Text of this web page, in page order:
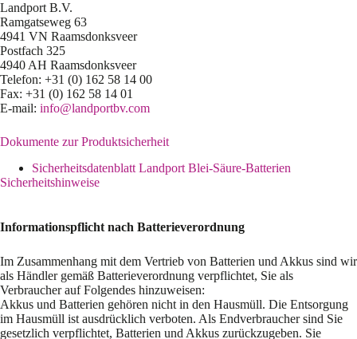
Landport B.V.
Ramgatseweg 63
4941 VN Raamsdonksveer
Postfach 325
4940 AH Raamsdonksveer
Telefon: +31 (0) 162 58 14 00
Fax: +31 (0) 162 58 14 01
E-mail: info@landportbv.com
Dokumente zur Produktsicherheit
Sicherheitsdatenblatt Landport Blei-Säure-Batterien
Sicherheitshinweise
Informationspflicht nach Batterieverordnung
Im Zusammenhang mit dem Vertrieb von Batterien und Akkus sind wir
als Händler gemäß Batterieverordnung verpflichtet, Sie als
Verbraucher auf Folgendes hinzuweisen:
Akkus und Batterien gehören nicht in den Hausmüll. Die Entsorgung
im Hausmüll ist ausdrücklich verboten. Als Endverbraucher sind Sie
gesetzlich verpflichtet, Batterien und Akkus zurückzugeben. Sie